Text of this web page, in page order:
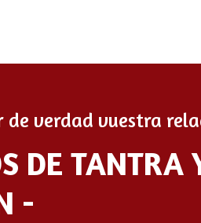
de verdad vuestra
DE TANTRA
-